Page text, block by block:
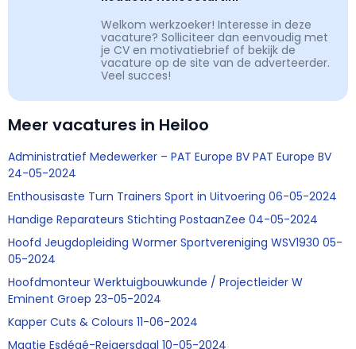
Welkom werkzoeker! Interesse in deze
vacature? Solliciteer dan eenvoudig met
je CV en motivatiebrief of bekijk de
vacature op de site van de adverteerder.
Veel succes!
Meer vacatures in Heiloo
Administratief Medewerker – PAT Europe BV PAT Europe BV
24-05-2024
Enthousisaste Turn Trainers Sport in Uitvoering 06-05-2024
Handige Reparateurs Stichting PostaanZee 04-05-2024
Hoofd Jeugdopleiding Wormer Sportvereniging WSV1930 05-
05-2024
Hoofdmonteur Werktuigbouwkunde / Projectleider W
Eminent Groep 23-05-2024
Kapper Cuts & Colours 11-06-2024
Maatje Esdégé-Reigersdaal 10-05-2024